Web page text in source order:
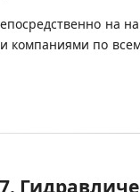
на
компаниями по